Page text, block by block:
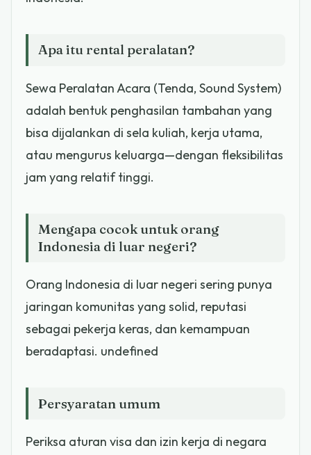
Apa itu rental peralatan?
Sewa Peralatan Acara (Tenda, Sound System)
adalah bentuk penghasilan tambahan yang
bisa dijalankan di sela kuliah, kerja utama,
atau mengurus keluarga—dengan fleksibilitas
jam yang relatif tinggi.
Mengapa cocok untuk orang
Indonesia di luar negeri?
Orang Indonesia di luar negeri sering punya
jaringan komunitas yang solid, reputasi
sebagai pekerja keras, dan kemampuan
beradaptasi. undefined
Persyaratan umum
Periksa aturan visa dan izin kerja di negara